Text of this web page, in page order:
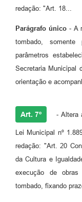
redação: "Art. 18...
Parágrafo único - A
tombado,
parâmetros
Secretaria Municipal
orientação e
Art. 7º - Altera
Lei Municipal nº
redação: "Art. 20
da Cultura e
execução de
tombado, fixando